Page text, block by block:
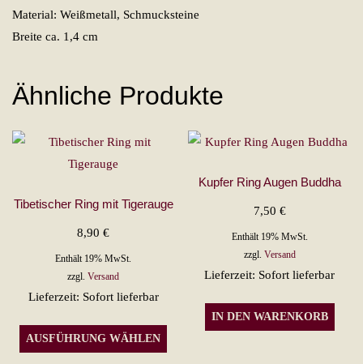
Material: Weißmetall, Schmucksteine
Breite ca. 1,4 cm
Ähnliche Produkte
Tibetischer Ring mit Tigerauge
8,90€
Enthält 19% MwSt.
zzgl.Versand
Lieferzeit: Sofort lieferbar
AUSFÜHRUNG WÄHLEN
Dieses
Produkt
Kupfer Ring Augen Buddha
7,50 €
Enthält 19% MwSt.
zzgl. Versand
Lieferzeit: Sofort lieferbar
IN DEN WARENKORB